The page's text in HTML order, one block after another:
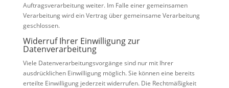
Auftragsverarbeitung weiter. Im Falle einer gemeinsamen
Verarbeitung wird ein Vertrag über gemeinsame Verarbeitung
geschlossen.
Widerruf Ihrer Einwilligung zur
Datenverarbeitung
Viele Datenverarbeitungsvorgänge sind nur mit Ihrer
ausdrücklichen Einwilligung möglich. Sie können eine bereits
erteilte Einwilligung jederzeit widerrufen. Die Rechtmäßigkeit